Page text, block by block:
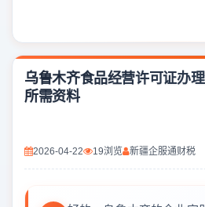
乌鲁木齐食品经营许可证办
所需资料
2026-04-22 19浏览 新疆企服通财税